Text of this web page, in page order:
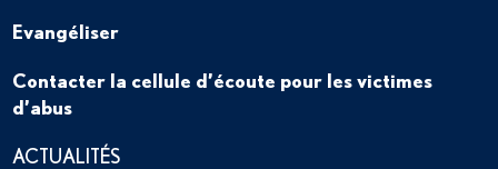
Evangéliser
Contacter la cellule d’écoute pour les victimes
d’abus
ACTUALITÉS